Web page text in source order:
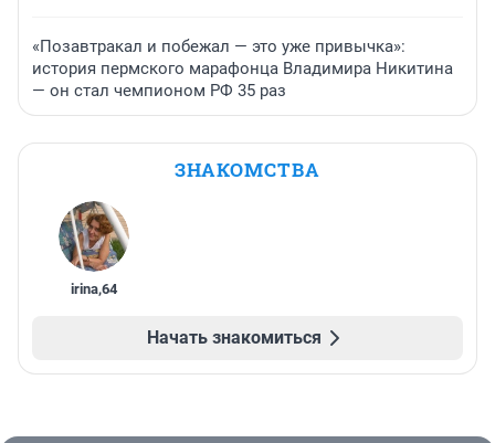
«Позавтракал и побежал — это уже привычка»:
история пермского марафонца Владимира Никитина
— он стал чемпионом РФ 35 раз
ЗНАКОМСТВА
irina,64
Начать знакомиться